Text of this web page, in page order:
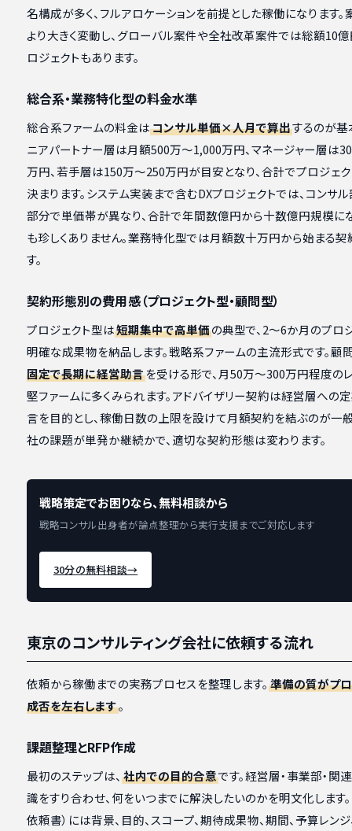
名構成が多く、フルアロケーションを前提とした稼働になります
より大きく変動し、グローバル案件や全社改革案件では総額10
ロジェクトもあります。
総合系・業務特化型の料金水準
総合系ファームの料金はコンサル単価×人月で算出するのが基
ニアパートナー層は月額500万〜1,000万円、マネージャー層は
万円、若手層は150万〜250万円が目安となり、合計でプロジェ
決まります。システム実装まで含むDXプロジェクトでは、コンサ
部分で単価帯が異なり、合計で年間数億円から十数億円規模に
も珍しくありません。業務特化型では月額数十万円から始まる契
す。
契約形態別の費用感（プロジェクト型・顧問型）
プロジェクト型は短期集中で高単価の典型で、2〜6か月のプロ
明確な成果物を納品します。戦略系ファームの主流形式です。顧
固定で長期に経営助言を受ける形で、月50万〜300万円程度の
堅ファームに多くみられます。アドバイザリー契約は経営層への
言を目的とし、稼働日数の上限を設けて月額契約を結ぶのが一
社の課題が単発か継続かで、適切な契約形態は変わります。
戦略策定でお困りなら、無料相談から
戦略コンサル出身者が論点整理から実行支援までご対応します
30分の無料相談→
東京のコンサルティング会社に依頼する流れ
依頼から稼働までの実務プロセスを整理します。 準備の質がプ
成否を左右します。
課題整理とRFP作成
最初のステップは、 社内での目的合意です。経営層・事業部・関
識をすり合わせ、何をいつまでに解決したいのかを明文化します
依頼書）には背景、目的、スコープ、期待成果物、期間、予算レン